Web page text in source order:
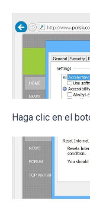
Haga clic en el